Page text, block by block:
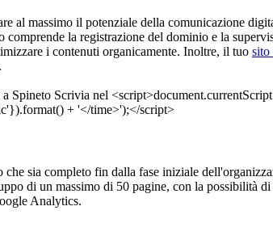
al massimo il potenziale della comunicazione
la registrazione del dominio e la
i contenuti organicamente. Inoltre, il tuo sito
sia completo fin dalla fase iniziale
di un massimo di 50 pagine, con la possibilità
Analytics.